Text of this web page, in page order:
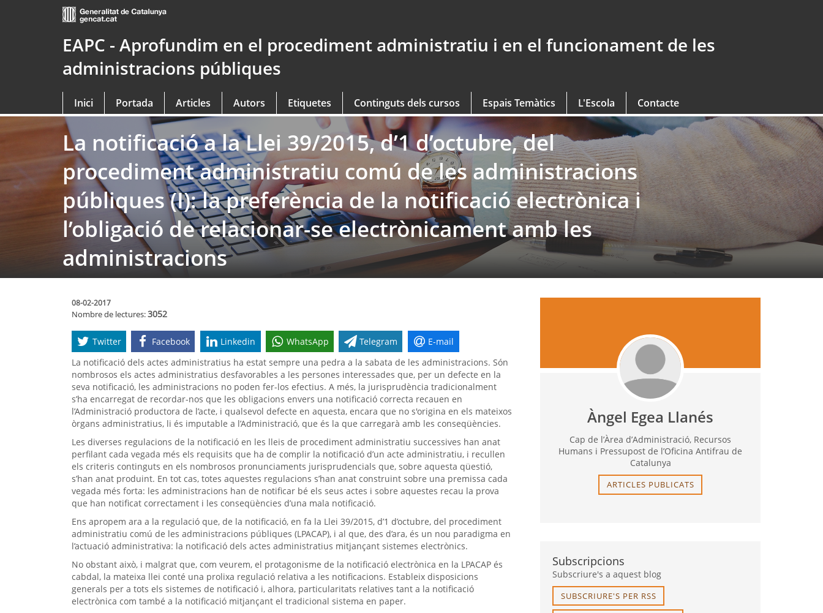
EAPC - Aprofundim en el procediment administratiu i en el funcionament de les
administracions públiques
Inici Portada Articles Autors Etiquetes Continguts dels cursos Espais Temàtics L'Escola Contacte
La notificació a la Llei 39/2015, d’1 d’octubre, del
procediment administratiu comú de les administracions
públiques (I): la preferència de la notificació electrònica i
l’obligació de relacionar-se electrònicament amb les
administracions
08-02-2017
Nombre de lectures:3052
Twitter Facebook Linkedin WhatsApp Telegram
E-mail
La notificació dels actes administratius ha estat sempre una pedra a la sabata de les administracions. Són
nombrosos els actes administratius desfavorables a les persones interessades que, per un defecte en la
seva notificació, les administracions no poden fer-los efectius. A més, la jurisprudència tradicionalment
s’ha encarregat de recordar-nos que les obligacions envers una notificació correcta recauen en
l’Administració productora de l’acte, i qualsevol defecte en aquesta, encara que no s'origina en els mateixos
òrgans administratius, li és imputable a l’Administració, que és la que carregarà amb les conseqüències.
Les diverses regulacions de la notificació en les lleis de procediment administratiu successives han anat
perfilant cada vegada més els requisits que ha de complir la notificació d’un acte administratiu, i recullen
els criteris continguts en els nombrosos pronunciaments jurisprudencials que, sobre aquesta qüestió,
s’han anat produint. En tot cas, totes aquestes regulacions s’han anat construint sobre una premissa cada
vegada més forta: les administracions han de notificar bé els seus actes i sobre aquestes recau la prova
que han notificat correctament i les conseqüències d’una mala notificació.
Ens apropem ara a la regulació que, de la notificació, en fa la Llei 39/2015, d’1 d’octubre, del procediment
administratiu comú de les administracions públiques (LPACAP), i al que, des d’ara, és un nou paradigma en
l’actuació administrativa: la notificació dels actes administratius mitjançant sistemes electrònics.
No obstant això, i malgrat que, com veurem, el protagonisme de la notificació electrònica en la LPACAP és
cabdal, la mateixa llei conté una prolixa regulació relativa a les notificacions. Estableix disposicions
generals per a tots els sistemes de notificació i, alhora, particularitats relatives tant a la notificació
electrònica com també a la notificació mitjançant el tradicional sistema en paper.
Àngel Egea Llanés
Cap de l’Àrea d’Administració, Recursos
Humans i Pressupost de l’Oficina Antifrau de
Catalunya
ARTICLES PUBLICATS
Subscripcions
Subscriure's a aquest blog
SUBSCRIURE'S PER RSS